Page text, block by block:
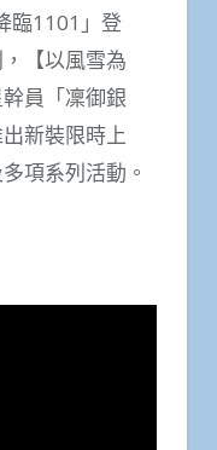
臨1101」登
【以風雪為
員「凜御銀
新裝限時上
項系列活動。